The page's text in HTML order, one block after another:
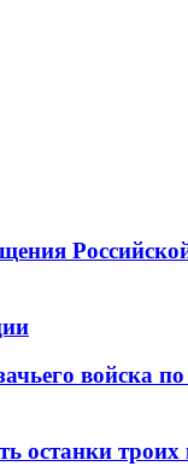
войска
останки троих